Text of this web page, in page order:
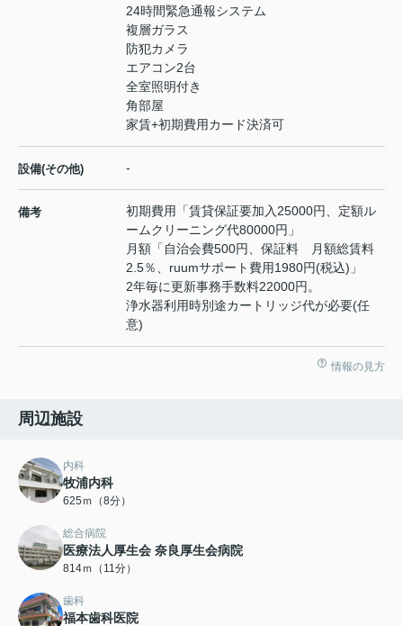
24時間緊急通報システム
複層ガラス
防犯カメラ
エアコン2台
全室照明付き
角部屋
家賃+初期費用カード決済可
設備(その他) -
備考
初期費用「賃貸保証要加入25000円、定額ル
ームクリーニング代80000円」
月額「自治会費500円、保証料 月額総賃料
2.5％、ruumサポート費用1980円(税込)」
2年毎に更新事務手数料22000円。
浄水器利用時別途カートリッジ代が必要(任
意)
情報の見方
周辺施設
内科
牧浦内科
625ｍ（8分）
総合病院
医療法人厚生会 奈良厚生会病院
814ｍ（11分）
歯科
福本歯科医院